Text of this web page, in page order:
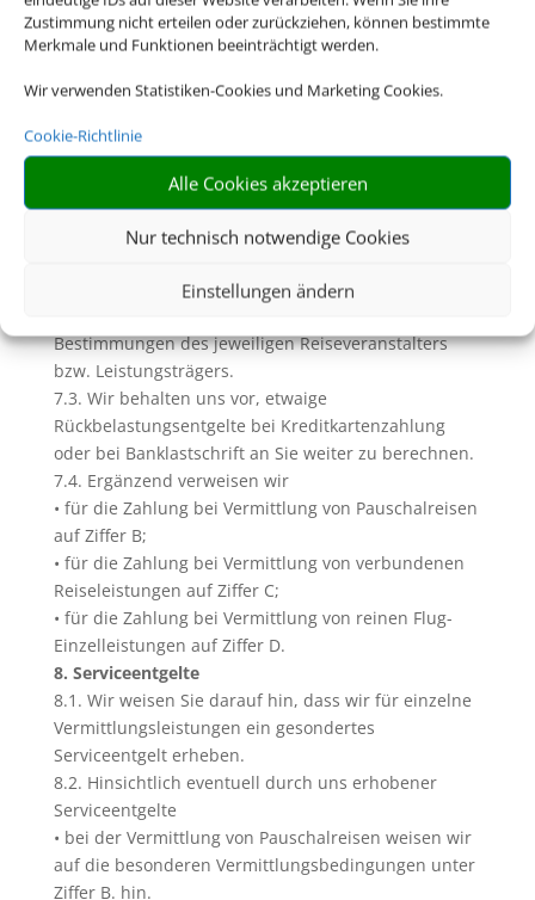
Zustimmung nicht erteilen oder zurückziehen, können bestimmte
Merkmale und Funktionen beeinträchtigt werden.
Wir verwenden Statistiken-Cookies und Marketing Cookies.
Cookie-Richtlinie
Alle Cookies akzeptieren
Nur technisch notwendige Cookies
Einstellungen ändern
dazu Ziffer D. dieser AGB)
7. Zahlungen und Inkasso
Pauschalreise, verbundenen Reiseleistung oder
Einzelleistung in Rechnung stellen und
diesbezügliche Zahlungen einziehen, geschieht dies
im Namen und für Rechnung des jeweiligen
Veranstalters bzw. des Leistungsträgers. Unberührt
bleiben davon die Rechte zur Einziehung uns
7.2. Die Zahlungsfristen und sonstigen
Bestimmungen des jeweiligen Reiseveranstalters
bzw. Leistungsträgers.
7.3. Wir behalten uns vor, etwaige
Rückbelastungsentgelte bei Kreditkartenzahlung
oder bei Banklastschrift an Sie weiter zu berechnen.
7.4. Ergänzend verweisen wir
• für die Zahlung bei Vermittlung von Pauschalreisen
auf Ziffer B;
• für die Zahlung bei Vermittlung von verbundenen
Reiseleistungen auf Ziffer C;
• für die Zahlung bei Vermittlung von reinen Flug-
Einzelleistungen auf Ziffer D.
8. Serviceentgelte
8.1. Wir weisen Sie darauf hin, dass wir für einzelne
Vermittlungsleistungen ein gesondertes
Serviceentgelt erheben.
8.2. Hinsichtlich eventuell durch uns erhobener
Serviceentgelte
• bei der Vermittlung von Pauschalreisen weisen wir
auf die besonderen Vermittlungsbedingungen unter
Ziffer B. hin.